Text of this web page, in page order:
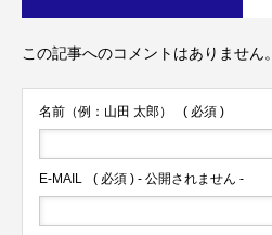
この記事へのコメントはありません。
名前（例：山田 太郎） ( 必須 )
E-MAIL ( 必須 ) - 公開されません -